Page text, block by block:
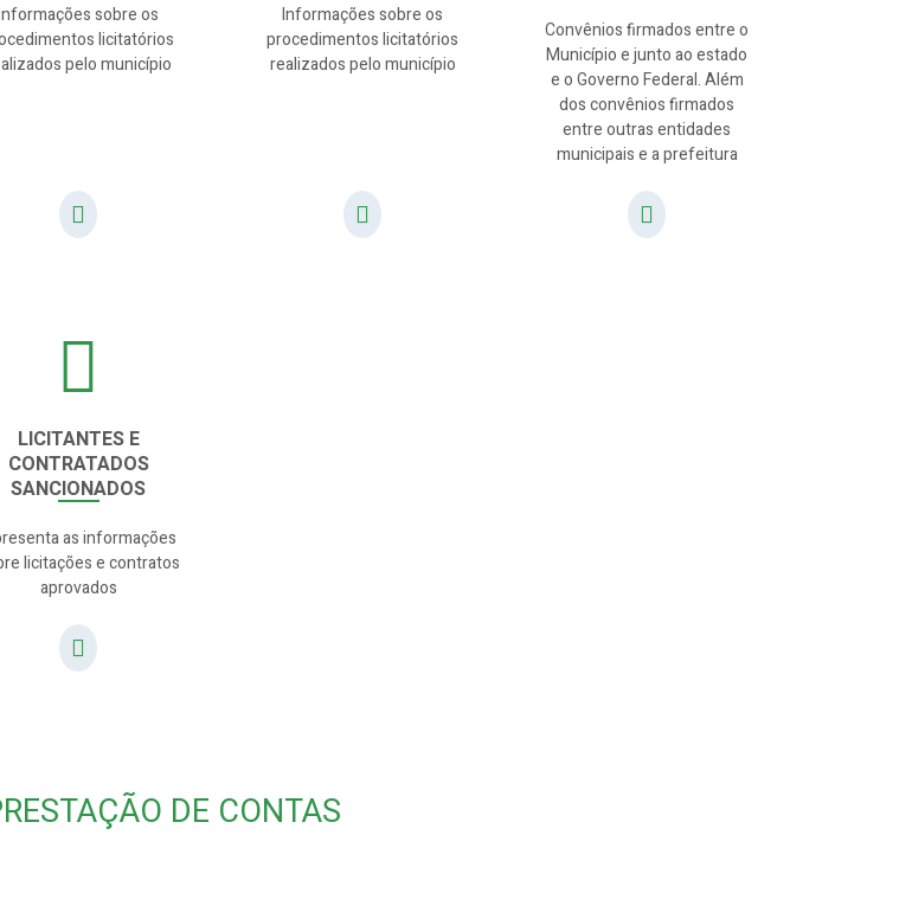
sobre os
licitatórios
pelo município
Informações sobre os
procedimentos licitatórios
realizados pelo município
Convênios firmados entre o
Município e junto ao estado
e o Governo Federal. Além
dos convênios firmados
entre outras entidades
municipais e a prefeitura
LICITANTES E
CONTRATADOS
SANCIONADOS
as informações
licitações e contratos
aprovados
DE CONTAS